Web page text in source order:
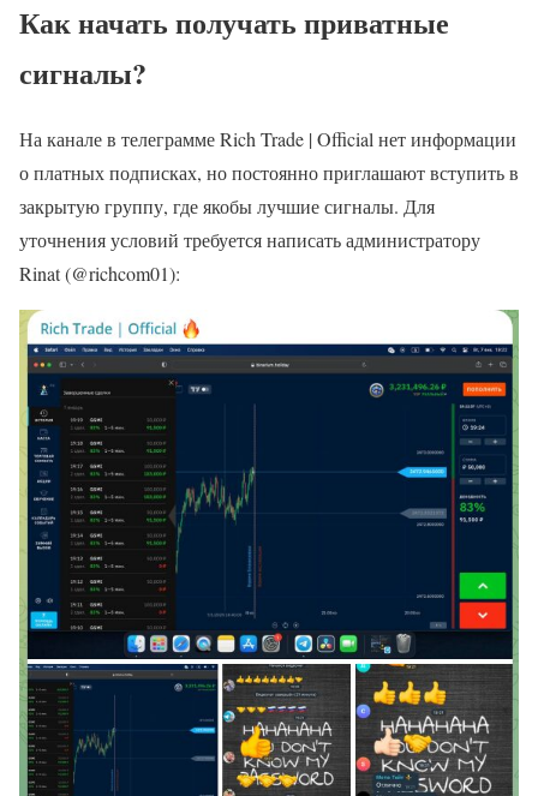
Как начать получать приватные
сигналы?
На канале в телеграмме Rich Trade | Official нет информации
о платных подписках, но постоянно приглашают вступить в
закрытую группу, где якобы лучшие сигналы. Для
уточнения условий требуется написать администратору
Rinat (@richcom01):